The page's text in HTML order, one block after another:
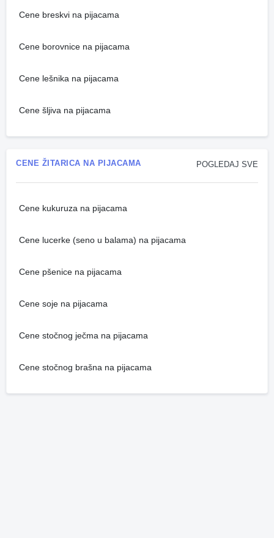
Cene breskvi na pijacama
Cene borovnice na pijacama
Cene lešnika na pijacama
Cene šljiva na pijacama
POGLEDAJ SVE
CENE ŽITARICA NA PIJACAMA
Cene kukuruza na pijacama
Cene lucerke (seno u balama) na pijacama
Cene pšenice na pijacama
Cene soje na pijacama
Cene stočnog ječma na pijacama
Cene stočnog brašna na pijacama